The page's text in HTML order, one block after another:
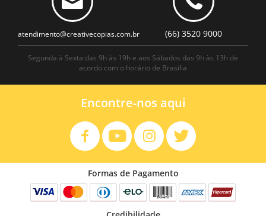
atendimento@creativecopias.com.br (66) 3520 9000
Segunda à Sexta das 9h às 19h e aos Sábados das 9h às 13h de
acordo com o horário de Brasília
Encontre-nos aqui
Formas de Pagamento